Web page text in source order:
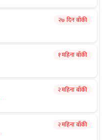
२७ दिन बाँकी
१ महिना बाँकी
२ महिना बाँकी
२ महिना बाँकी